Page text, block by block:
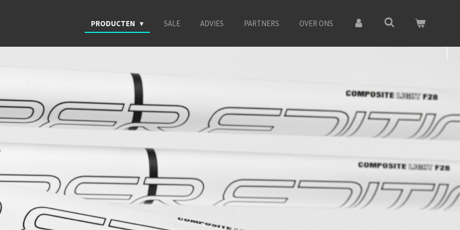
PRODUCTEN SALE ADVIES PARTNERS OVER ONS